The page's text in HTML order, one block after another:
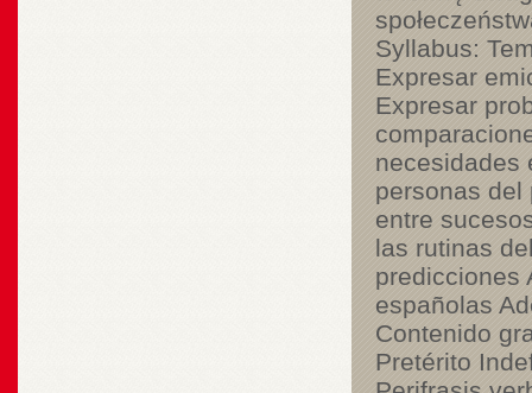
Syllabus:
Expresar
Expresar
necesidades
personas del
entre
las rutinas
predicciones
españolas
Contenido
Pretérito